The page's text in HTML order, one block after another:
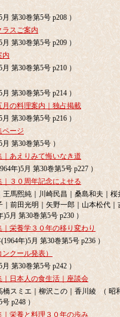
第30巻第5号 p208 ）
ラスご案内
第30巻第5号 p209 ）
内
第30巻第5号 p210 ）
第30巻第5号 p214 ）
の料理案内｜独占掲載
第30巻第5号 p216 ）
ページ
第30巻第5号 ）
あえりみて悔いなき道
年)5月 第30巻第5号 p227 ）
３０周年記念によせる
馬煕純｜川崎民昌｜桑島和夫｜桜
｜前田光明｜矢野一郎｜山本松代｜
月 第30巻第5号 p230 ）
栄養学３０年の移り変わり
年)5月 第30巻第5号 p236 ）
クール発表）
第30巻第5号 p242 ）
日本人の食生活｜座談会
橋スミエ｜柳沢この｜香川綾 （ 昭
p248 ）
栄養と料理３０年の歩み